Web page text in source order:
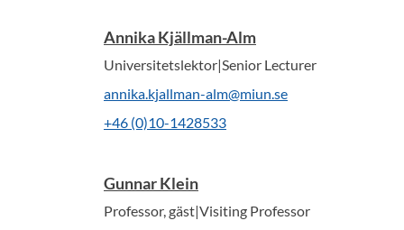
Annika Kjällman-Alm
Universitetslektor|Senior Lecturer
annika.kjallman-alm@miun.se
+46 (0)10-1428533
Gunnar Klein
Professor, gäst|Visiting Professor